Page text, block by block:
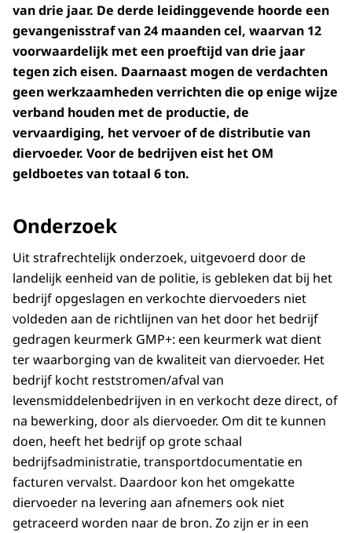
van drie jaar. De derde leidinggevende hoorde een
gevangenisstraf van 24 maanden cel, waarvan 12
voorwaardelijk met een proeftijd van drie jaar
tegen zich eisen. Daarnaast mogen de verdachten
geen werkzaamheden verrichten die op enige wijze
verband houden met de productie, de
vervaardiging, het vervoer of de distributie van
diervoeder. Voor de bedrijven eist het OM
geldboetes van totaal 6 ton.
Onderzoek
Uit strafrechtelijk onderzoek, uitgevoerd door de
landelijk eenheid van de politie, is gebleken dat bij het
bedrijf opgeslagen en verkochte diervoeders niet
voldeden aan de richtlijnen van het door het bedrijf
gedragen keurmerk GMP+: een keurmerk wat dient
ter waarborging van de kwaliteit van diervoeder. Het
bedrijf kocht reststromen/afval van
levensmiddelenbedrijven in en verkocht deze direct, of
na bewerking, door als diervoeder. Om dit te kunnen
doen, heeft het bedrijf op grote schaal
bedrijfsadministratie, transportdocumentatie en
facturen vervalst. Daardoor kon het omgekatte
diervoeder na levering aan afnemers ook niet
getraceerd worden naar de bron. Zo zijn er in een